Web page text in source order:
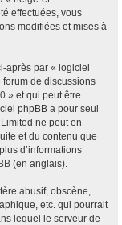
effectuées, vous
modifiées et mises à
après par « logiciel
de discussions
» et qui peut être
phpBB a pour seul
ne peut en
et du contenu que
d’informations
(en anglais).
abusif, obscène,
etc. qui pourrait
lequel le serveur de